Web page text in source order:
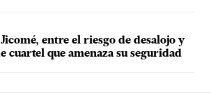
entre el riesgo de desalojo y
cuartel que amenaza su seguridad